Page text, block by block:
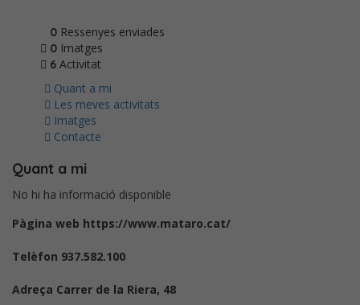
0 Ressenyes enviades
0 Imatges
6 Activitat
Quant a mi
Les meves activitats
Imatges
Contacte
Quant a mi
No hi ha informació disponible
Pàgina web https://www.mataro.cat/
Telèfon 937.582.100
Adreça Carrer de la Riera, 48